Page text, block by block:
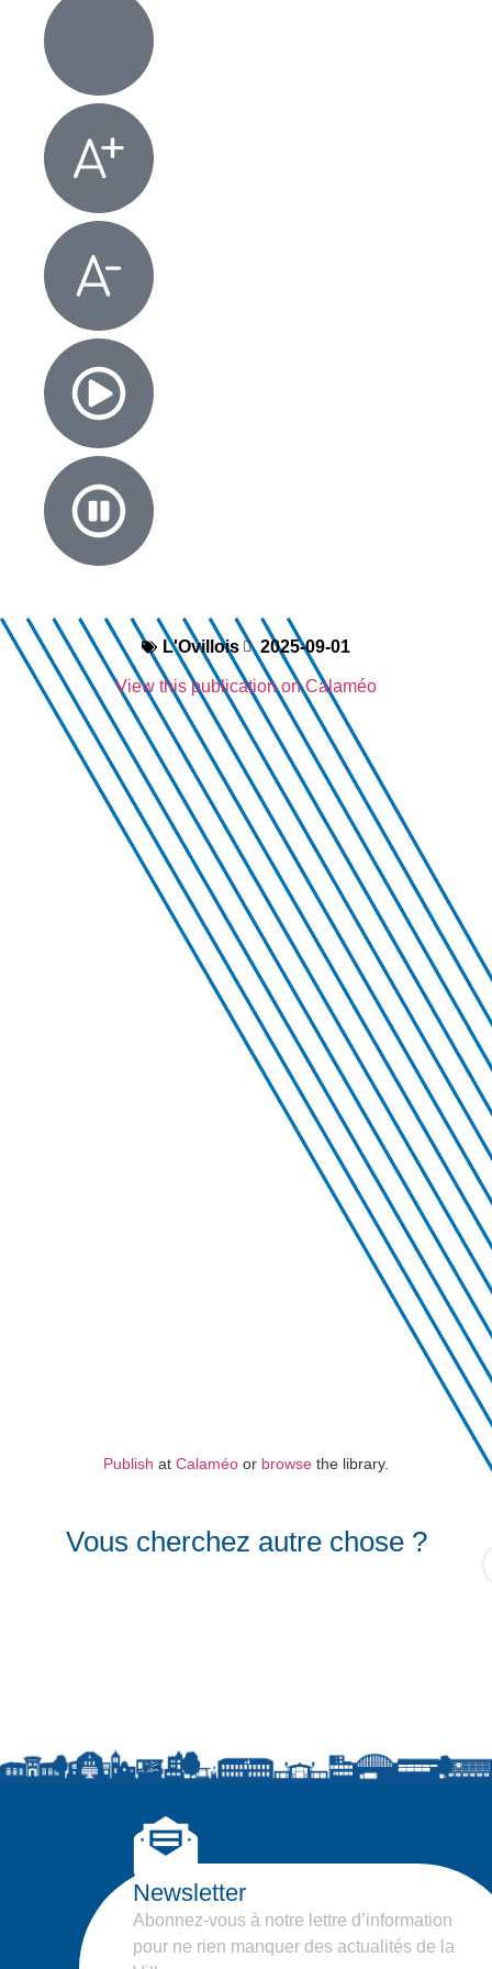
L'Ovillois 2025-09-01
View this publication on Calaméo
Publish at Calaméo or browse the library.
Vous cherchez autre chose ?
Newsletter
Abonnez-vous à notre lettre d’information
pour ne rien manquer des actualités de la